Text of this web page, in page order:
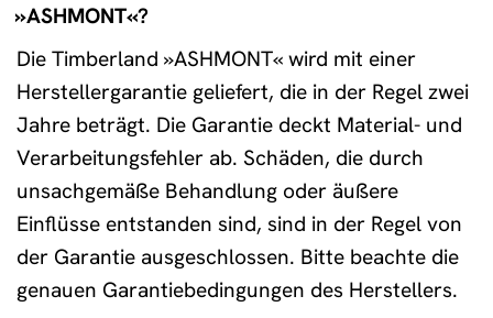
»ASHMONT«?
Die Timberland »ASHMONT« wird mit einer
Herstellergarantie geliefert, die in der Regel zwei
Jahre beträgt. Die Garantie deckt Material- und
Verarbeitungsfehler ab. Schäden, die durch
unsachgemäße Behandlung oder äußere
Einflüsse entstanden sind, sind in der Regel von
der Garantie ausgeschlossen. Bitte beachte die
genauen Garantiebedingungen des Herstellers.